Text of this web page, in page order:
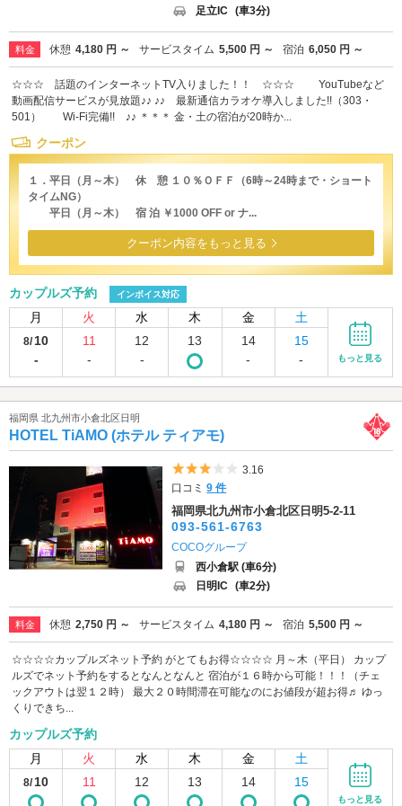
足立IC (車3分)
料金 休憩 4,180 円 ～ サービスタイム 5,500 円 ～ 宿泊 6,050 円 ～
☆☆☆ 話題のインターネットTV入りました！！ ☆☆☆ YouTubeなど
動画配信サービスが見放題♪♪ ♪♪ 最新通信カラオケ導入しました!!（303・
501） Wi-Fi完備!! ♪♪ ＊＊＊ 金・土の宿泊が20時か...
クーポン
１．平日（月～木） 休 憩 １０％ＯＦＦ（6時～24時まで・ショート
タイムNG）
平日（月～木） 宿 泊 ￥1000 OFF or ナ...
クーポン内容をもっと見る
カップルズ予約 インボイス対応
月 火 水 木 金 土
8/10
-
11
-
12
-
13
14
-
15
-
もっと見る
福岡県 北九州市小倉北区日明
HOTEL TiAMO (ホテル ティアモ)
5つ星のうち3
3.16
口コミ9 件
福岡県北九州市小倉北区日明5-2-11
093-561-6763
COCOグループ
西小倉駅 (車6分)
日明IC (車2分)
料金 休憩 2,750 円 ～ サービスタイム 4,180 円 ～ 宿泊 5,500 円 ～
☆☆☆☆カップルズネット予約 がとてもお得☆☆☆☆ 月～木（平日） カップ
ルズでネット予約をするとなんとなんと 宿泊が１６時から可能！！！（チェ
ックアウトは翌１２時） 最大２０時間滞在可能なのにお値段が超お得♬ ゆっ
くりできち...
カップルズ予約
月
火 水 木 金 土
8/10 11 12 13 14 15
もっと見る